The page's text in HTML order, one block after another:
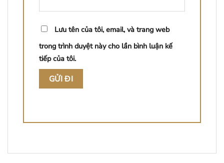
Lưu tên của tôi, email, và trang web
trong trình duyệt này cho lần bình luận kế
tiếp của tôi.